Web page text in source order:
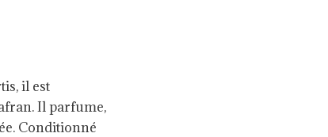
il est
Il parfume,
Conditionné